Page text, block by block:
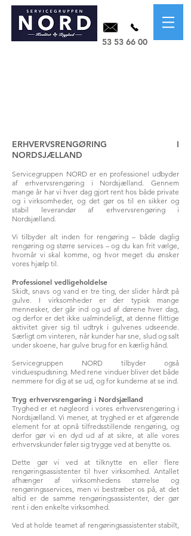
53 53 66 00
ERHVERVSRENGØRING I
NORDSJÆLLAND
Servicegruppen NORD er en professionel udbyder
af erhvervsrengøring i Nordsjælland. Gennem
mange år har vi hver dag gjort rent hos både private
og i virksomheder, og det gør os til en sikker og
stabil leverandør af erhvervsrengøring i
Nordsjælland.
Vi tilbyder alt inden for rengøring – både daglig
rengøring og større services – og du kan frit vælge,
hvornår vi skal komme, og hvor meget du ønsker
vores hjælp til.
Professionel vedligeholdelse
Skidt, snavs og vand er tre ting, der slider hårdt på
gulve. I virksomheder er der typisk mange
mennesker, der går ind og ud af dørene hver dag,
og derfor er det ikke ualmindeligt, at denne flittige
aktivitet giver sig til udtryk i gulvenes udseende.
Særligt om vinteren, når kunder har sne, slud og salt
under skoene, har gulve brug for en kærlig hånd.
Servicegruppen NORD tilbyder også
vinduespudsning. Med rene vinduer bliver det både
nemmere for dig at se ud, og for kunderne at se ind.
Tryg erhvervsrengøring i Nordsjælland
Tryghed er et nøgleord i vores erhvervsrengøring i
Nordsjælland. Vi mener, at tryghed er et afgørende
element for at opnå tilfredsstillende rengøring, og
derfor gør vi en dyd ud af at sikre, at alle vores
erhvervskunder føler sig trygge ved at benytte os.
Dette gør vi ved at tilknytte en eller flere
rengøringsassistenter til hver virksomhed. Antallet
afhænger af virksomhedens størrelse og
rengøringsservices, men vi bestræber os på, at det
altid er de samme rengøringsassistenter, der gør
rent i den enkelte virksomhed.
Ved at holde teamet af rengøringsassistenter stabilt,